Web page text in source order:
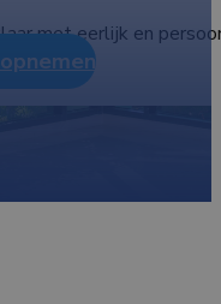
met eerlijk en